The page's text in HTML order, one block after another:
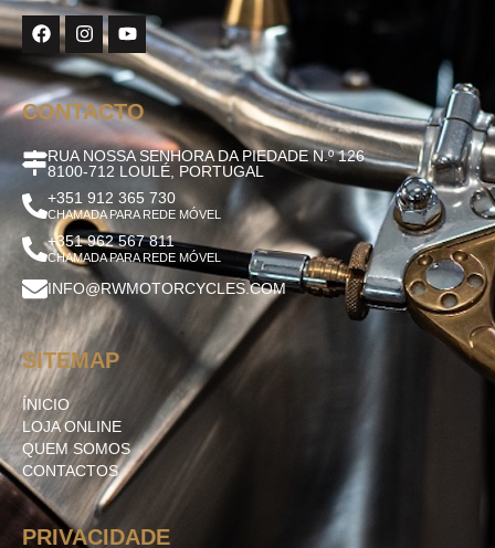
CONTACTO
RUA NOSSA SENHORA DA PIEDADE N.º 126
8100-712 LOULÉ, PORTUGAL
+351 912 365 730
CHAMADA PARA REDE MÓVEL
+351 962 567 811
CHAMADA PARA REDE MÓVEL
INFO@RWMOTORCYCLES.COM
SITEMAP
ÍNICIO
LOJA ONLINE
QUEM SOMOS
CONTACTOS
PRIVACIDADE